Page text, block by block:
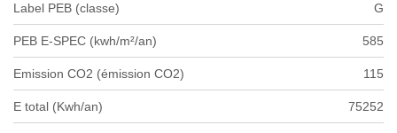
Label PEB (classe) G
PEB E-SPEC (kwh/m²/an) 585
Emission CO2 (émission CO2) 115
E total (Kwh/an) 75252